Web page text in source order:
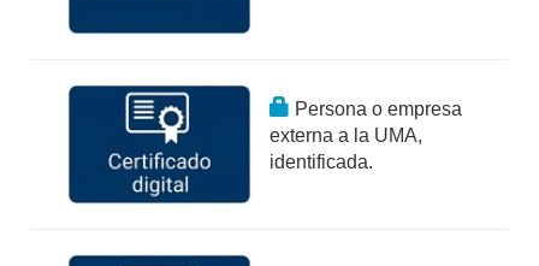
Persona o empresa
externa a la UMA,
identificada.